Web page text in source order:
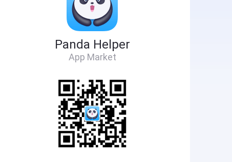
Panda Helper
App Market